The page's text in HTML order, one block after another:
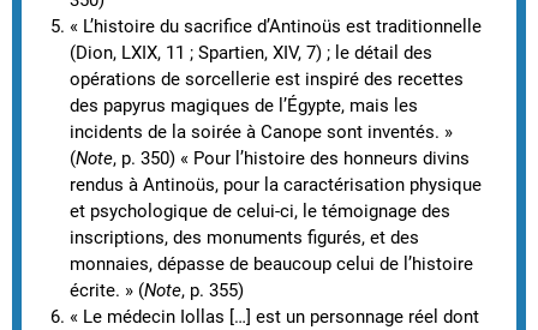
« L’histoire du sacrifice d’Antinoüs est traditionnelle
(Dion, LXIX, 11 ; Spartien, XIV, 7) ; le détail des
opérations de sorcellerie est inspiré des recettes
des papyrus magiques de l’Égypte, mais les
incidents de la soirée à Canope sont inventés. »
(Note, p. 350) « Pour l’histoire des honneurs divins
rendus à Antinoüs, pour la caractérisation physique
et psychologique de celui-ci, le témoignage des
inscriptions, des monuments figurés, et des
monnaies, dépasse de beaucoup celui de l’histoire
écrite. » (Note, p. 355)
« Le médecin Iollas […] est un personnage réel dont